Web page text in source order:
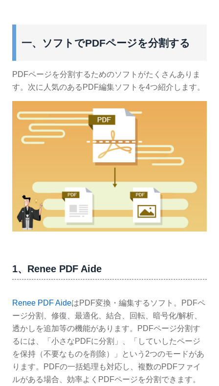
一、ソフトでPDFページを分割する
PDFページを分割するためのソフトがたくさんありま
す。次に人気のあるPDF編集ソフトを4つ紹介します。
1、Renee PDF Aide
Renee PDF AideはPDF変換・編集するソフト。PDFペ
ージ分割、修復、最適化、結合、回転、暗号化/解析、
透かしを追加等の機能があります。PDFページ分割す
るには、「小さなPDFに分割」、「していしたページ
を保持（不要なものを削除）」という2つのモードがあ
ります。PDFの一括処理も対応し、複数のPDFファイ
ルがある場合、効率よくPDFページを分割できます。